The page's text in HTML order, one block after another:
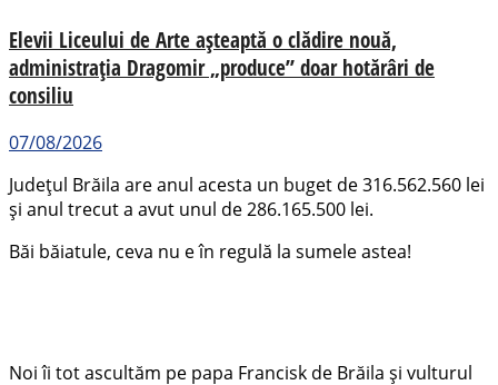
Elevii Liceului de Arte așteaptă o clădire nouă,
administrația Dragomir „produce” doar hotărâri de
consiliu
07/08/2026
Județul Brăila are anul acesta un buget de 316.562.560 lei
și anul trecut a avut unul de 286.165.500 lei.
Băi băiatule, ceva nu e în regulă la sumele astea!
Noi îi tot ascultăm pe papa Francisk de Brăila și vulturul